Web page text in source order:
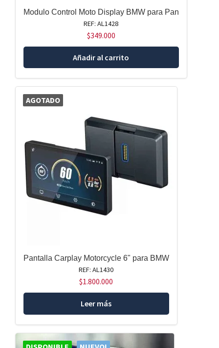
Modulo Control Moto Display BMW para Pan
REF: AL1428
$349.000
Añadir al carrito
AGOTADO
Pantalla Carplay Motorcycle 6" para BMW
REF: AL1430
$1.800.000
Leer más